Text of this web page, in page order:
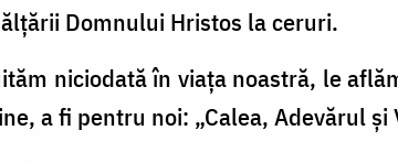
Domnului Hristos la ceruri.
niciodată în viața noastră, le
a fi pentru noi: „Calea, Adevărul și